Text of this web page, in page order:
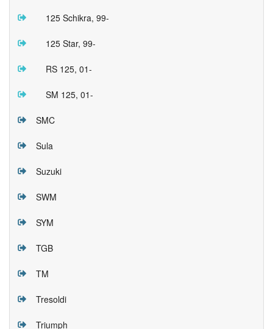
125 Schikra, 99-
125 Star, 99-
RS 125, 01-
SM 125, 01-
SMC
Sula
Suzuki
SWM
SYM
TGB
TM
Tresoldi
Triumph